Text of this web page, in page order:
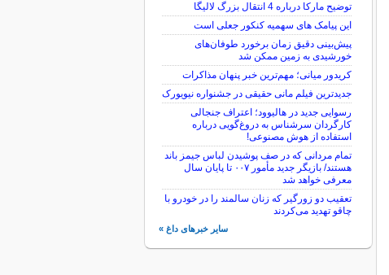
توضیح مارکا درباره 4 انتقال بزرگ لالیگا
این پیامک های سهمیه کنکور جعلی است
پیش‌بینی دقیق زمان برخورد طوفان‌های
خورشیدی به زمین ممکن شد
کریدور میانی؛ مهم‌ترین خبر پنهان مذاکرات
جدیدترین فیلم مانی حقیقی در جشنواره نیویورک
رسوایی جدید در هالیوود؛ اعتراف جنجالی
کارگردان سرشناس به دروغ‌گویی درباره
استفاده از هوش مصنوعی!
تمام مردانی که در صف پوشیدن لباس جیمز باند
هستند/ بازیگر جدید مأمور ۰۰۷ تا پایان سال
معرفی خواهد شد
تعقیب دو زورگیر که زنان سالمند را در خودرو با
چاقو تهدید می‌کردند
سایر خبرهای داغ »